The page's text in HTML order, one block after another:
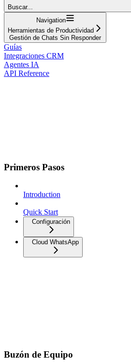
Buscar...
Navigation
Herramientas de Productividad
Gestión de Chats Sin Responder
Guías
Integraciones CRM
Agentes IA
API Reference
Primeros Pasos
Introduction
Quick Start
Configuración
Cloud WhatsApp
Buzón de Equipo